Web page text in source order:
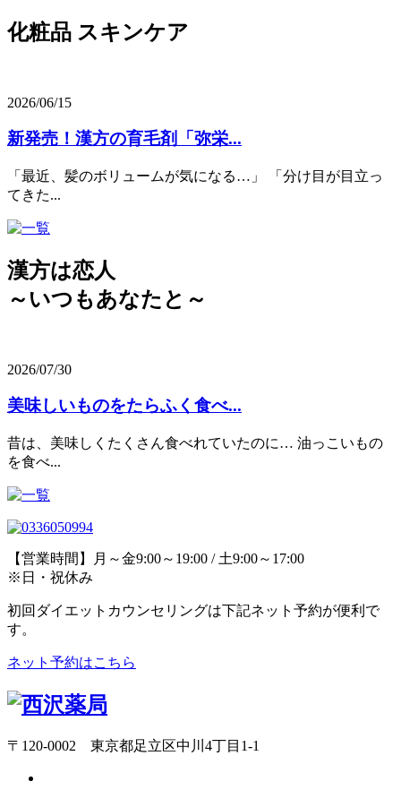
化粧品 スキンケア
2026/06/15
新発売！漢方の育毛剤「弥栄...
「最近、髪のボリュームが気になる…」 「分け目が目立っ
てきた...
漢方は恋人
～いつもあなたと～
2026/07/30
美味しいものをたらふく食べ...
昔は、美味しくたくさん食べれていたのに… 油っこいもの
を食べ...
【営業時間】月～金9:00～19:00 / 土9:00～17:00
※日・祝休み
初回ダイエットカウンセリングは下記ネット予約が便利で
す。
ネット予約はこちら
〒120-0002 東京都足立区中川4丁目1-1